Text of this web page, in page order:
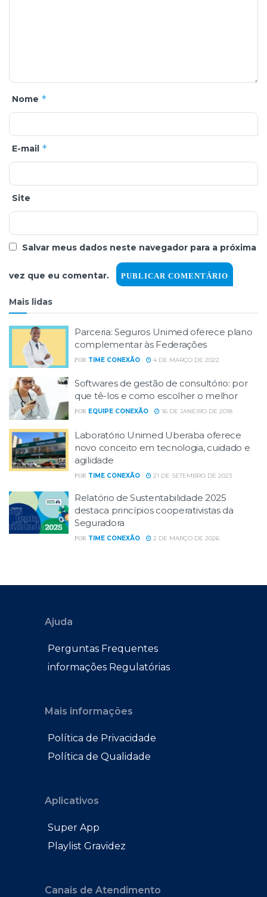
Nome *
E-mail *
Site
Salvar meus dados neste navegador para a próxima
vez que eu comentar.
Mais lidas
Parceria: Seguros Unimed oferece plano
complementar às Federações
POR TIME CONEXÃO 4 DE MARÇO DE 2022
Softwares de gestão de consultório: por
que tê-los e como escolher o melhor
POR EQUIPE CONEXÃO 16 DE JANEIRO DE 2018
Laboratório Unimed Uberaba oferece
novo conceito em tecnologia, cuidado e
agilidade
POR TIME CONEXÃO 21 DE SETEMBRO DE 2023
Relatório de Sustentabilidade 2025
destaca princípios cooperativistas da
Seguradora
POR TIME CONEXÃO 2 DE MARÇO DE 2026
Ajuda
Perguntas Frequentes
informações Regulatórias
Mais informações
Política de Privacidade
Política de Qualidade
Aplicativos
Super App
Playlist Gravidez
Canais de Atendimento